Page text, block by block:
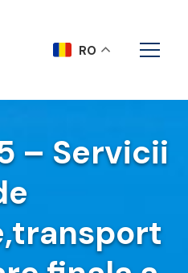
– Servicii
RO